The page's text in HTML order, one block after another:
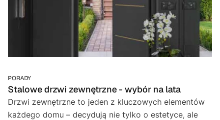
PORADY
Stalowe drzwi zewnętrzne - wybór na lata
Drzwi zewnętrzne to jeden z kluczowych elementów
każdego domu – decydują nie tylko o estetyce, ale